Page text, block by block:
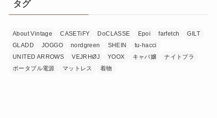
タグ
About Vintage CASETiFY DoCLASSE Epoi farfetch
GILT
GLADD
JOGGO nordgreen SHEIN
tu-hacci
UNITED ARROWS
VEJRHØJ YOOX キャバ嬢
ナイトブラ
ポータブル電源
マットレス 着物